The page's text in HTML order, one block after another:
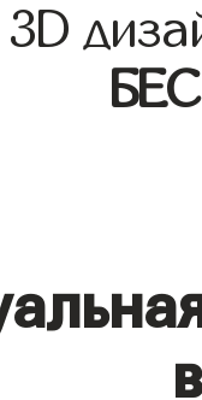
3D